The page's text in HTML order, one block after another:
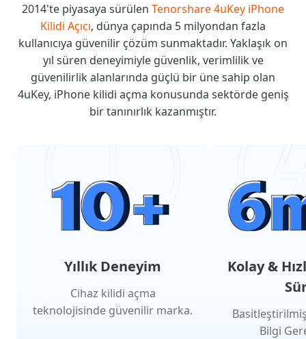
2014'te piyasaya sürülen Tenorshare 4uKey iPhone
Kilidi Açıcı, dünya çapında 5 milyondan fazla
kullanıcıya güvenilir çözüm sunmaktadır. Yaklaşık on
yıl süren deneyimiyle güvenlik, verimlilik ve
güvenilirlik alanlarında güçlü bir üne sahip olan
4uKey, iPhone kilidi açma konusunda sektörde geniş
bir tanınırlık kazanmıştır.
Yıllık Deneyim
Cihaz kilidi açma
teknolojisinde güvenilir marka.
Kolay &
Bilgi